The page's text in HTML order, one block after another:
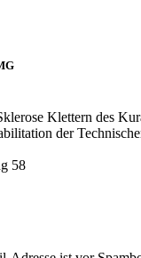
Klettern des
der
58